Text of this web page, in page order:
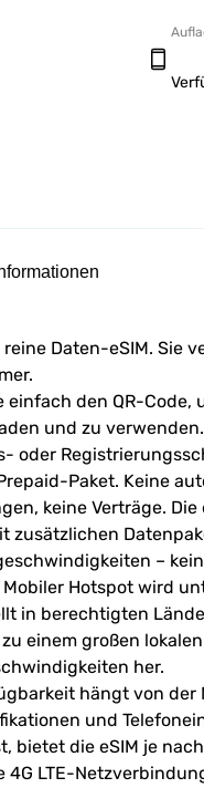
reine Daten-eSIM. Sie
einfach den QR-Code,
und zu
oder
Paket. Keine
keine Verträge.
zusätzlichen
–
Mobiler Hotspot wird
in berechtigten
einem großen
her.
hängt von
und
bietet die eSIM je
4G LTE-